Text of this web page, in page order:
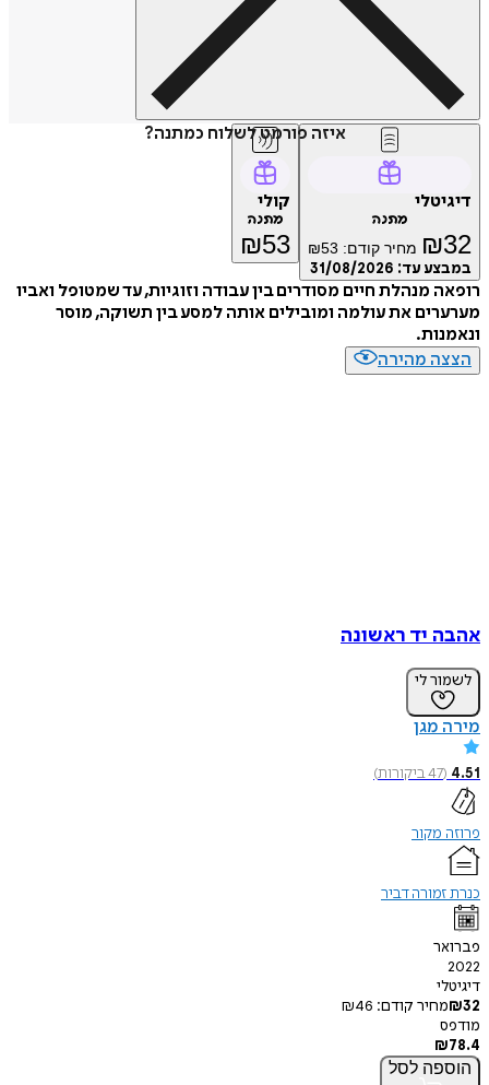
איזה פורמט לשלוח כמתנה?
דיגיטלי
מתנה
₪32 מחיר קודם: ₪53
במבצע עד: 31/08/2026
קולי
מתנה
₪53
רופאה מנהלת חיים מסודרים בין עבודה וזוגיות, עד שמטופל ואביו
מערערים את עולמה ומובילים אותה למסע בין תשוקה, מוסר
ונאמנות.
הצצה מהירה
אהבה יד ראשונה
לשמור לי
מירה מגן
4.51
(
47ביקורות)
פרוזה מקור
כנרת זמורה דביר
פברואר
2022
דיגיטלי
₪32 מחיר קודם: ₪46
מודפס
₪78.4
הוספה לסל